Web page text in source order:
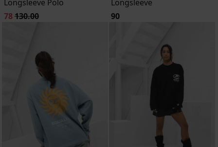
Longsleeve Polo
78130.00
Longsleeve
90